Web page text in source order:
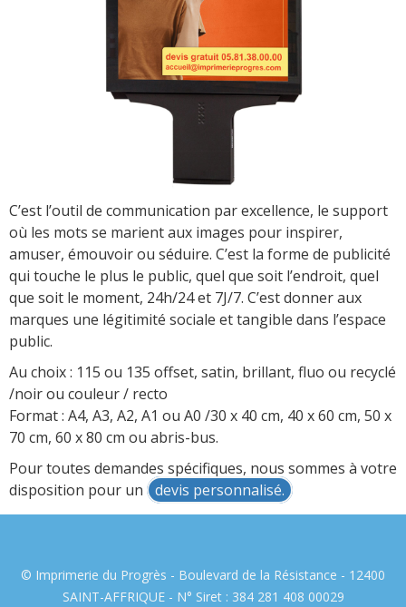
C’est l’outil de communication par excellence, le support
où les mots se marient aux images pour inspirer,
amuser, émouvoir ou séduire. C’est la forme de publicité
qui touche le plus le public, quel que soit l’endroit, quel
que soit le moment, 24h/24 et 7J/7. C’est donner aux
marques une légitimité sociale et tangible dans l’espace
public.
Au choix : 115 ou 135 offset, satin, brillant, fluo ou recyclé
/noir ou couleur / recto
Format : A4, A3, A2, A1 ou A0 /30 x 40 cm, 40 x 60 cm, 50 x
70 cm, 60 x 80 cm ou abris-bus.
Pour toutes demandes spécifiques, nous sommes à votre
disposition pour un
devis personnalisé.
© Imprimerie du Progrès - Boulevard de la Résistance - 12400
SAINT-AFFRIQUE - N° Siret : 384 281 408 00029